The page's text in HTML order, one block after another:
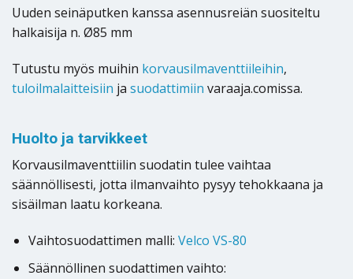
Uuden seinäputken kanssa asennusreiän suositeltu
halkaisija n. Ø85 mm
Tutustu myös muihin korvausilmaventtiileihin,
tuloilmalaitteisiin ja suodattimiin varaaja.comissa.
Huolto ja tarvikkeet
Korvausilmaventtiilin suodatin tulee vaihtaa
säännöllisesti, jotta ilmanvaihto pysyy tehokkaana ja
sisäilman laatu korkeana.
Vaihtosuodattimen malli: Velco VS-80
Säännöllinen suodattimen vaihto: